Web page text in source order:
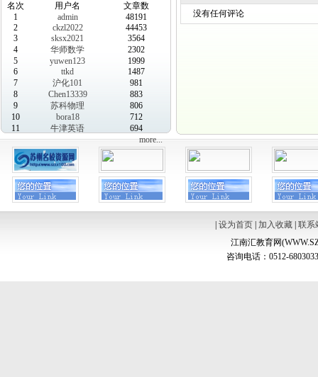
名次 用户名
文章数
1
admin
48191
2
ckzl2022
44453
3
sksx2021
3564
4
华师数学
2302
5
yuwen123
1999
6
ttkd
1487
7
沪化101
981
8
Chen13339
883
9
苏科物理
806
10
bora18
712
11
牛津英语
694
more...
没有任何评论
设为首页| 加入收藏| 联系
江南汇教育网
咨询电话：0512-